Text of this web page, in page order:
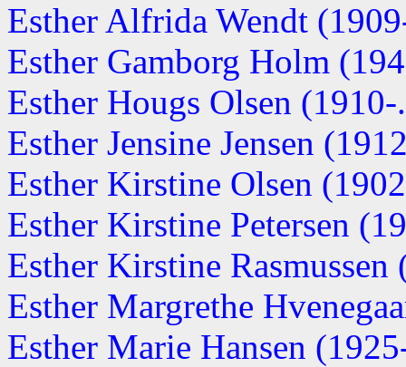
Esther Alfrida Wendt
Esther Gamborg Holm
Esther Hougs Olsen
Esther Jensine Jensen
Esther Kirstine Olsen
Esther Kirstine Petersen
Esther Kirstine Rasmussen
Esther Margrethe
Esther Marie Hansen